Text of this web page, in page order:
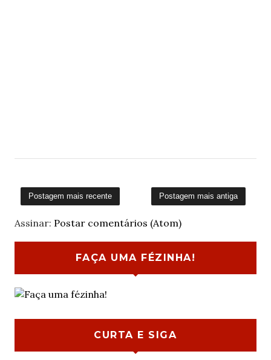
Postagem mais recente Postagem mais antiga
Assinar: Postar comentários (Atom)
FAÇA UMA FÉZINHA!
CURTA E SIGA